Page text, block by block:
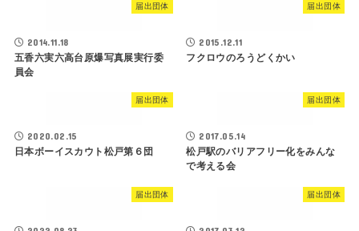
届出団体
2014.11.18
五香六実六高台原爆写真展実行委
員会
届出団体
2015.12.11
フクロウのろうどくかい
届出団体
2020.02.15
日本ボーイスカウト松戸第６団
届出団体
2017.05.14
松戸駅のバリアフリー化をみんな
で考える会
届出団体 届出団体